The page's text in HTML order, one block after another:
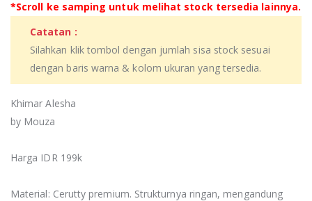
*Scroll ke samping untuk melihat stock tersedia lainnya.
Catatan :
Silahkan klik tombol dengan jumlah sisa stock sesuai
dengan baris warna & kolom ukuran yang tersedia.
Khimar Alesha
by Mouza
Harga IDR 199k
Material: Cerutty premium. Strukturnya ringan, mengandung